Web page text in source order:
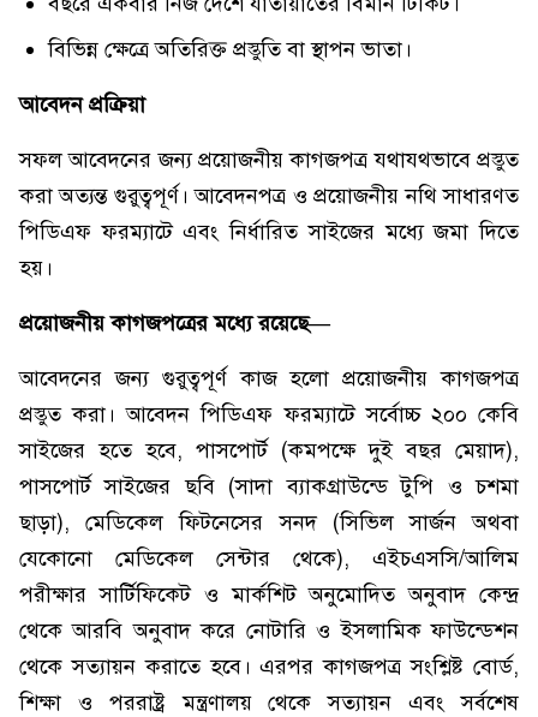
বিভিন্ন ক্ষেত্রে অতিরিক্ত প্রস্তুতি বা স্থাপন ভাতা।
আবেদন প্রক্রিয়া
সফল আবেদনের জন্য প্রয়োজনীয় কাগজপত্র যথাযথভাবে প্রস্তুত
করা অত্যন্ত গুরুত্বপূর্ণ। আবেদনপত্র ও প্রয়োজনীয় নথি সাধারণত
পিডিএফ ফরম্যাটে এবং নির্ধারিত সাইজের মধ্যে জমা দিতে
হয়।
প্রয়োজনীয় কাগজপত্রের মধ্যে রয়েছে—
আবেদনের জন্য গুরুত্বপূর্ণ কাজ হলো প্রয়োজনীয় কাগজপত্র
প্রস্তুত করা। আবেদন পিডিএফ ফরম্যাটে সর্বোচ্চ ২০০ কেবি
সাইজের হতে হবে, পাসপোর্ট (কমপক্ষে দুই বছর মেয়াদ),
পাসপোর্ট সাইজের ছবি (সাদা ব্যাকগ্রাউন্ডে টুপি ও চশমা
ছাড়া), মেডিকেল ফিটনেসের সনদ (সিভিল সার্জন অথবা
যেকোনো মেডিকেল সেন্টার থেকে), এইচএসসি/আলিম
পরীক্ষার সার্টিফিকেট ও মার্কশিট অনুমোদিত অনুবাদ কেন্দ্র
থেকে আরবি অনুবাদ করে নোটারি ও ইসলামিক ফাউন্ডেশন
থেকে সত্যায়ন করাতে হবে। এরপর কাগজপত্র সংশ্লিষ্ট বোর্ড,
শিক্ষা ও পররাষ্ট্র মন্ত্রণালয় থেকে সত্যায়ন এবং সর্বশেষ